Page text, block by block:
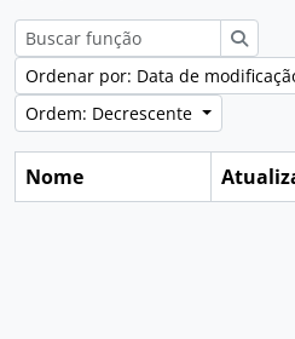
Ordenar por: Data de
Ordem: Decrescente
Nome